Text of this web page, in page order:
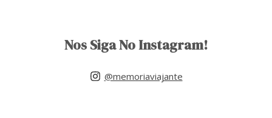
Nos Siga No Instagram!
@memoriaviajante